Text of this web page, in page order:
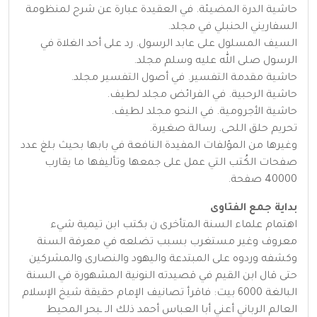
حاشية الدرة المضيئة. في العقيدة عبارة عن شرح لمنظومة
السفاريني الحنبلي في مجلد.
السيف المسلول على عابد الرسول. رد على أحد الغلاة في
الرسول صلى الله عليه وسلم مجلد.
حاشية مقدمة التفسير. في أصول التفسير مجلد.
حاشية الرحبية. في الفرائض مجلد لطيف.
حاشية الأجرومية. في النحو مجلد لطيف.
تحريم حلق اللحى. رسالة صغيرة.
وغيرها من المؤلفات المفيدة النافعة في بابها بحيث بلغ عدد
صفحات الكُتب التي عمل على جمعها وتأليفها ما يقارب
40000 صفحة.
بداية جمع الفتاوى
اهتمام علماء السنة المتأخرى ن بكتب ابن تيمية شيء
معروف وغير مستغرب بسبب تضلعه في معرفة السنة
وكشفه وردوه على المبتدعة واليهود والنصارى والمشركين
حتى قال ابن القيم في قصيدته النونية المشهورة في السنة
البالغة 6000 بيت: فاقرأ تصانيف الإمام حقيقة شيخ الإسلام
العالم الرباني أعني أبا العباس أحمد ذلك الـ ـبحر المحيط